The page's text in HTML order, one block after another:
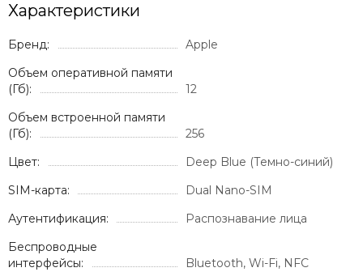
Характеристики
Бренд:
Apple
Объем оперативной памяти
(Гб):
12
Объем встроенной памяти
(Гб):
256
Цвет:
Deep Blue (Темно-синий)
SIM-карта:
Dual Nano-SIM
Аутентификация:
Распознавание лица
Беспроводные
интерфейсы:
Bluetooth, Wi-Fi, NFC